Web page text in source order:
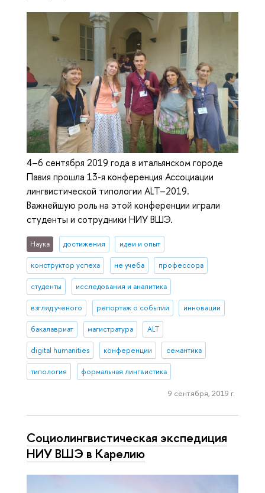
4–6 сентября 2019 года в итальянском городе
Павия прошла 13-я конференция Ассоциации
лингвистической типологии ALT–2019.
Важнейшую роль на этой конференции играли
студенты и сотрудники НИУ ВШЭ.
Наука достижения идеи и опыт
конструктор успеха не учеба профессора
студенты исследования и аналитика
взгляд ученого репортаж о событии инновации
бакалавриат магистратура ALT
digital humanities конференции семантика
типология формальная лингвистика
9 сентября, 2019 г.
Социолингвистическая экспедиция
НИУ ВШЭ в Карелию